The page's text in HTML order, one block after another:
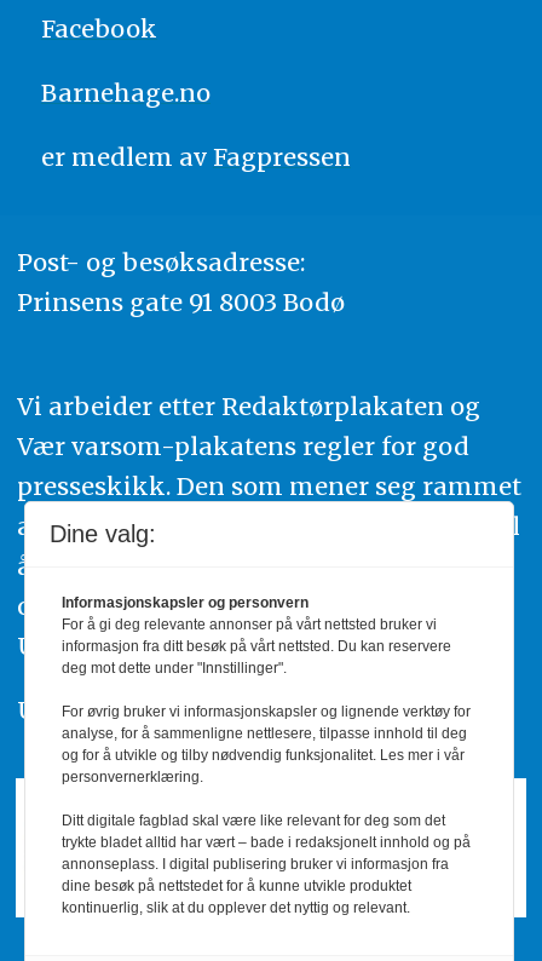
Facebook
Barnehage.no
er medlem av Fagpressen
Post- og besøksadresse:
Prinsens gate 91 8003 Bodø
Vi arbeider etter Redaktørplakaten og
Vær varsom-plakatens regler for god
presseskikk. Den som mener seg rammet
av urettmessig publisering, oppfordres til
å ta kontakt med redaksjonen. Du kan
også klage inn saker til Pressens Faglige
Utvalg,www.pfu.no.
Utgiver: PBL
Dine valg:
Informasjonskapsler og personvern
For å gi deg relevante annonser på vårt nettsted bruker vi
informasjon fra ditt besøk på vårt nettsted. Du kan reservere
deg mot dette under "Innstillinger".
For øvrig bruker vi informasjonskapsler og lignende verktøy for
analyse, for å sammenligne nettlesere, tilpasse innhold til deg
og for å utvikle og tilby nødvendig funksjonalitet. Les mer i vår
personvernerklæring.
Ditt digitale fagblad skal være like relevant for deg som det
trykte bladet alltid har vært – bade i redaksjonelt innhold og på
annonseplass. I digital publisering bruker vi informasjon fra
dine besøk på nettstedet for å kunne utvikle produktet
kontinuerlig, slik at du opplever det nyttig og relevant.